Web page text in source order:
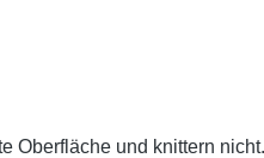
Oberfläche und knittern